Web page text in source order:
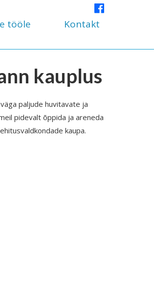
tööle Kontakt
kauplus
paljude huvitavate ja
pidevalt õppida ja areneda
kaupa.